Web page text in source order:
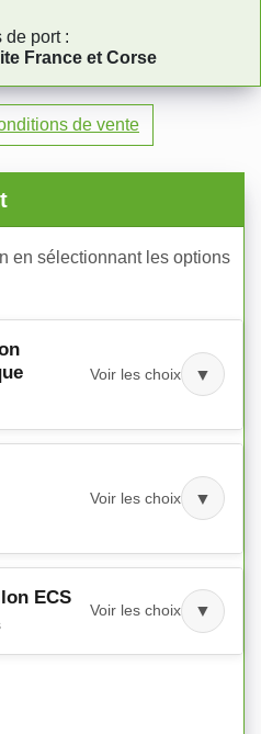
de port :
France et Corse
de vente
en sélectionnant les options
Voir les choix ▼
Voir les choix ▼
ECS
Voir les choix ▼